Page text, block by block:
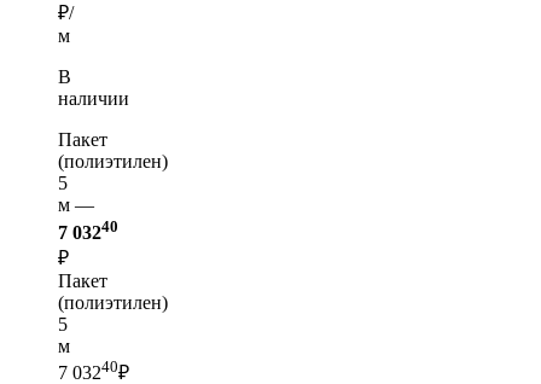
₽/
м
В
наличии
Пакет
(полиэтилен)
5
м —
7 03240
₽
Пакет
(полиэтилен)
5
м
7 03240₽